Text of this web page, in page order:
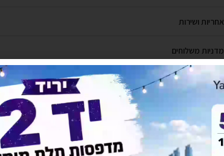
אחריות ושירות
מדניות משלוחים
יש לך שאלה על המוצר?
לחץ כאן ונציגנו יחזרו אליך בהקדם!